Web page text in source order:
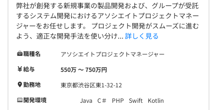
弊社が創発する新規事業の製品開発および、グループが受託
するシステム開発におけるアソシエイトプロジェクトマネー
ジャーをお任せします。 プロジェクト開発がスムーズに進む
よう、適正な開発手法を使い分け... 詳しく見る
職種名
アソシエイトプロジェクトマネージャー
給与
550万 〜 750万円
勤務地
東京都渋谷区東1-32-12
開発環境
Java C＃ PHP Swift
Kotlin